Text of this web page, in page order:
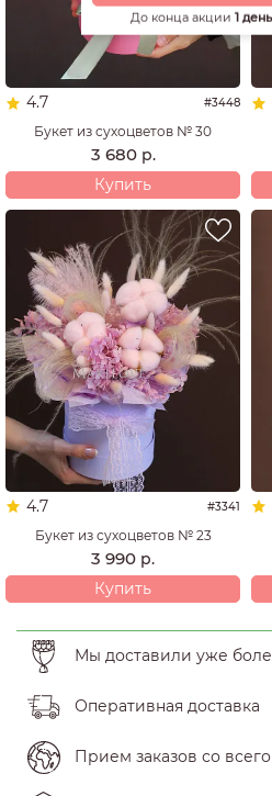
4.7 #3448
Букет из сухоцветов № 30
3 680 р.
Купить
4.7 #3341
Букет из сухоцветов № 23
3 990 р.
Купить
Мы доставили уже
Оперативная доставка
Прием заказов со
До конца акции 1 день